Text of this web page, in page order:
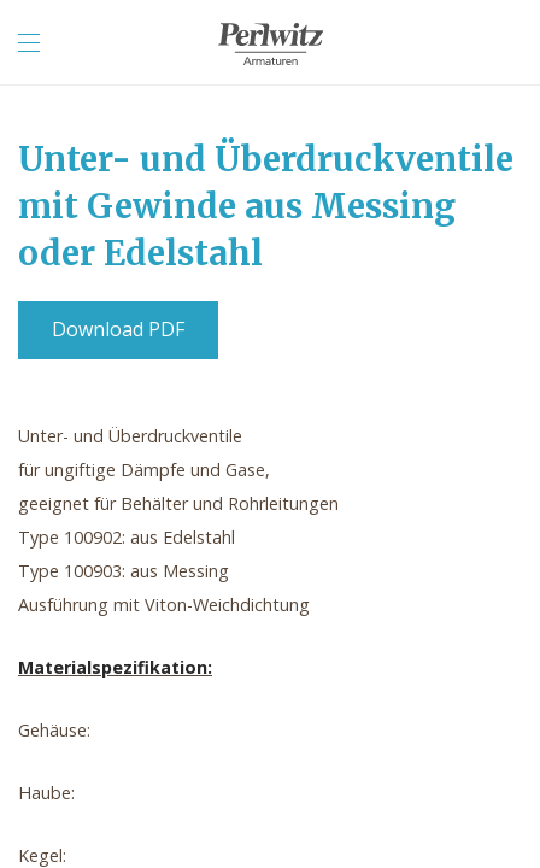
Unter- und Überdruckventile
mit Gewinde aus Messing
oder Edelstahl
Download PDF
Unter- und Überdruckventile
für ungiftige Dämpfe und Gase,
geeignet für Behälter und Rohrleitungen
Type 100902: aus Edelstahl
Type 100903: aus Messing
Ausführung mit Viton-Weichdichtung
Materialspezifikation:
Gehäuse:
Haube:
Kegel: